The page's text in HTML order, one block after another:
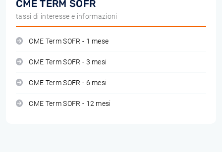
CME TERM SOFR
tassi di interesse e informazioni
CME Term SOFR - 1 mese
CME Term SOFR - 3 mesi
CME Term SOFR - 6 mesi
CME Term SOFR - 12 mesi